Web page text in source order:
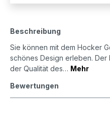
Beschreibung
Sie können mit dem Hocker
schönes Design erleben.
der Qualität des… Mehr
Bewertungen